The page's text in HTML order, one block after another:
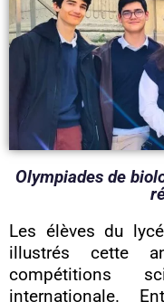
Olympiades de
Les élèves du
illustrés cette
compétitions
internationale.